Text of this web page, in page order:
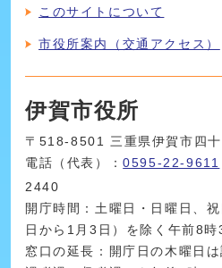
このサイトについて
市役所案内（交通アクセス）
伊賀市役所
〒518-8501 三重県伊賀市四
電話（代表）：0595-22-9611
2440
開庁時間：土曜日・日曜日、
日から1月3日）を除く午前8
窓口の延長：開庁日の木曜日